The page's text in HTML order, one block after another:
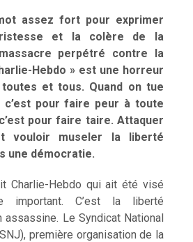
assez fort pour exprimer
et la colère de la
perpétré contre la
Hebdo » est une horreur
et tous. Quand on tue
c’est pour faire peur à toute
pour faire taire. Attaquer
vouloir museler la liberté
une démocratie.
Charlie-Hebdo qui ait été visé
important. C’est la liberté
assassine. Le Syndicat National
première organisation de la